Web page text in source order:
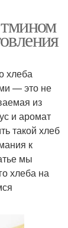
тмином
хлеба
— это не
из
и аромат
такой хлеб
к
мы
хлеба на